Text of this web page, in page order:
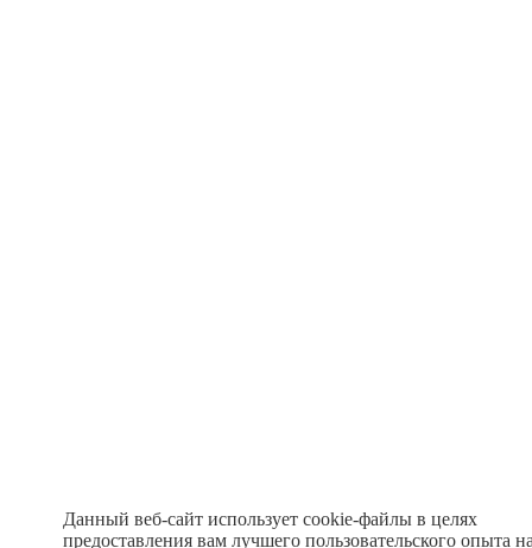
Данный веб-сайт использует cookie-файлы в целях
предоставления вам лучшего пользовательского опыта